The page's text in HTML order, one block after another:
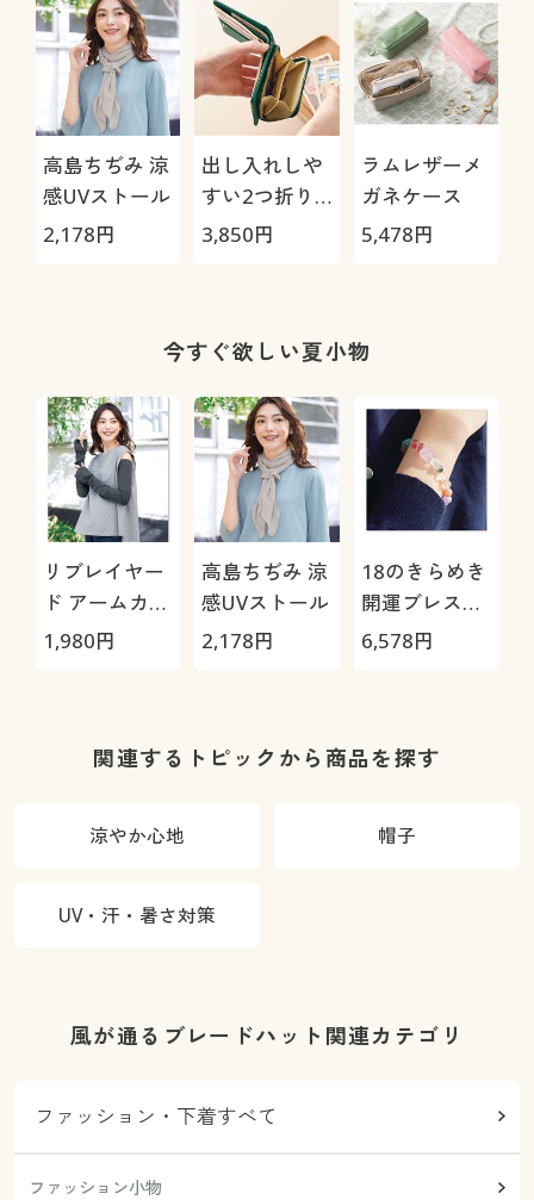
高島ちぢみ 涼
感UVストール
2,178円
出し入れしや
すい2つ折り
財布
3,850円
ラムレザーメ
ガネケース
5,478円
今すぐ欲しい夏小物
リブレイヤー
ド アームカバ
ー
1,980円
高島ちぢみ 涼
感UVストール
2,178円
18のきらめき
開運ブレスレ
ット
6,578円
関連するトピックから商品を探す
涼やか心地 帽子
UV・汗・暑さ対策
風が通るブレードハット関連カテゴリ
ファッション・下着すべて
ファッション小物